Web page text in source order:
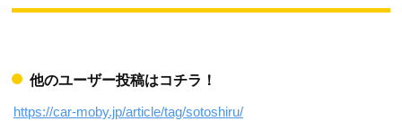
他のユーザー投稿はコチラ！
https://car-moby.jp/article/tag/sotoshiru/